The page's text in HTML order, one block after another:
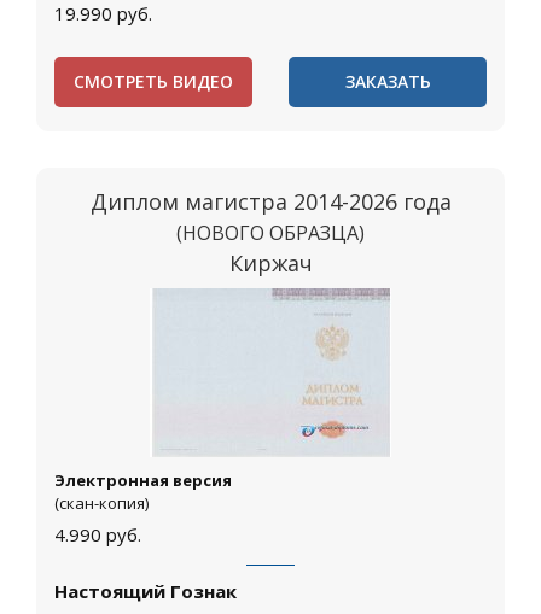
19.990 руб.
СМОТРЕТЬ ВИДЕО ЗАКАЗАТЬ
Диплом магистра 2014-2026 года
(НОВОГО ОБРАЗЦА)
Киржач
Электронная версия
(скан-копия)
4.990 руб.
Настоящий Гознак